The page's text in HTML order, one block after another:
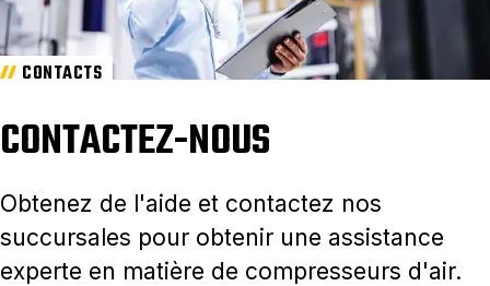
CONTACTS
CONTACTEZ-NOUS
Obtenez de l'aide et contactez nos
succursales pour obtenir une assistance
experte en matière de compresseurs d'air.